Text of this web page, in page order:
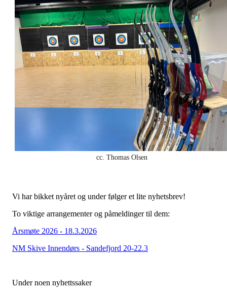
cc. Thomas Olsen
Vi har bikket nyåret og under følger et lite nyhetsbrev!
To viktige arrangementer og påmeldinger til dem:
Årsmøte 2026 - 18.3.2026
NM Skive Innendørs - Sandefjord 20-22.3
Under noen nyhettssaker